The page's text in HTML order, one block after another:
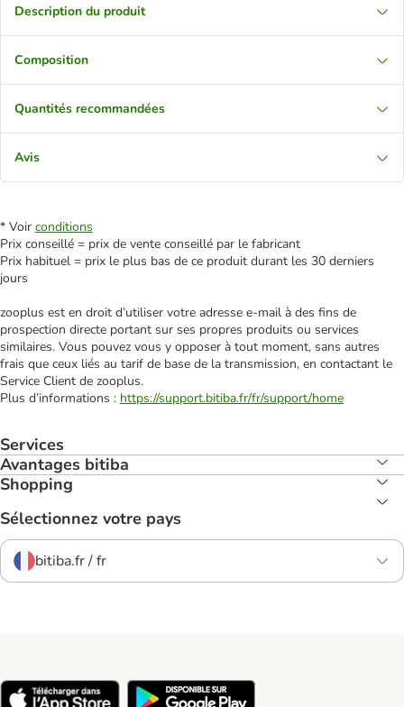
Description du produit
Composition
Quantités recommandées
Avis
* Voir conditions
Prix conseillé = prix de vente conseillé par le fabricant
Prix habituel = prix le plus bas de ce produit durant les 30 derniers
jours
zooplus est en droit d’utiliser votre adresse e‑mail à des fins de
prospection directe portant sur ses propres produits ou services
similaires. Vous pouvez vous y opposer à tout moment, sans autres
frais que ceux liés au tarif de base de la transmission, en contactant le
Service Client de zooplus.
Plus d’informations : https://support.bitiba.fr/fr/support/home
Services
Avantages bitiba
Shopping
Sélectionnez votre pays
bitiba.fr / fr